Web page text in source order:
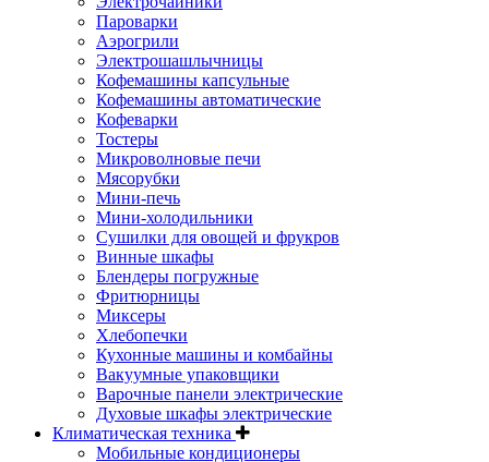
Пароварки
Аэрогрили
Электрошашлычницы
Кофемашины капсульные
Кофемашины автоматические
Кофеварки
Тостеры
Микроволновые печи
Мясорубки
Мини-печь
Мини-холодильники
Сушилки для овощей и фрукров
Винные шкафы
Блендеры погружные
Фритюрницы
Миксеры
Хлебопечки
Кухонные машины и комбайны
Вакуумные упаковщики
Варочные панели электрические
Духовые шкафы электрические
Климатическая техника
Мобильные кондиционеры